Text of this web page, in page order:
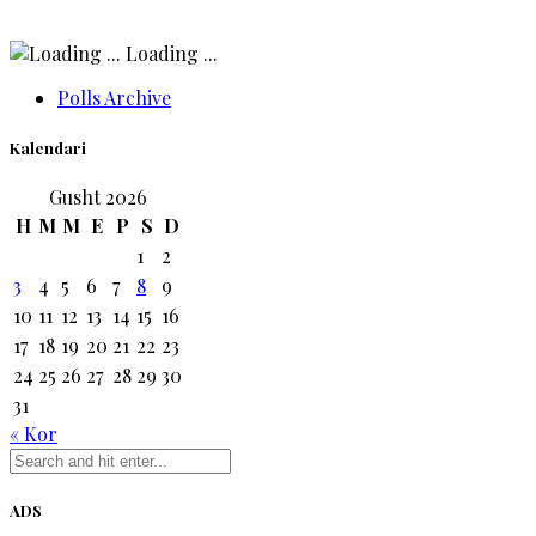
Loading ...
Polls Archive
Kalendari
Gusht 2026
H M M E P S D
1
2
3
4 5 6 7 8
9
10 11 12 13 14 15 16
17 18 19 20 21 22 23
24 25 26 27 28 29 30
31
« Kor
ADS